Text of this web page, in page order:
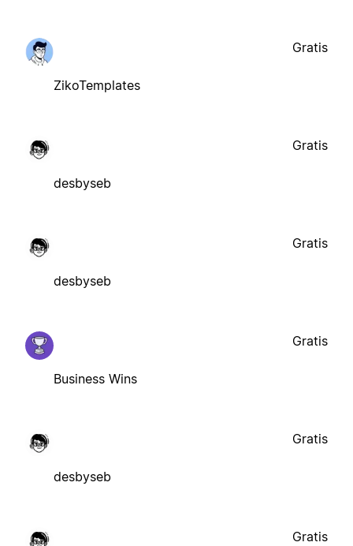
ZikoTemplates
Gratis
desbyseb
Gratis
desbyseb
Gratis
Business Wins
Gratis
desbyseb
Gratis
Gratis